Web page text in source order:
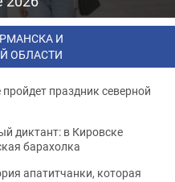
И
ОБЛАСТИ
праздник северной
диктант: в Кировске
барахолка
апатитчанки, которая